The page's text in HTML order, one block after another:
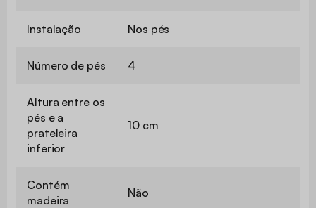
Instalação Nos pés
Número de pés 4
Altura entre os
pés e a
prateleira
inferior
10 cm
Contém
madeira
Não